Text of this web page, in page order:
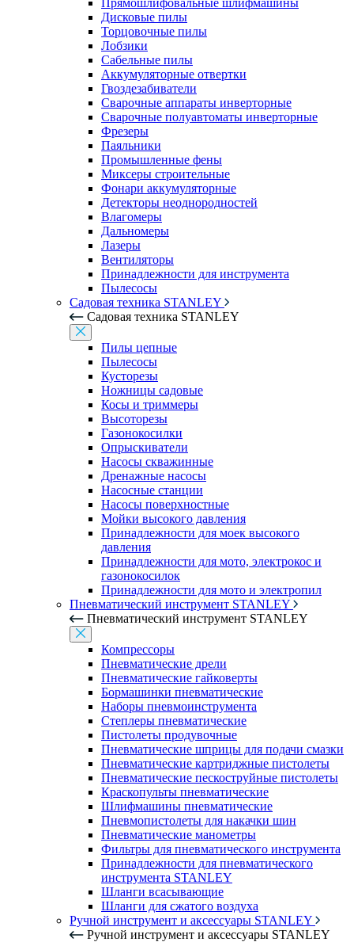
Прямошлифовальные шлифмашины
Дисковые пилы
Торцовочные пилы
Лобзики
Сабельные пилы
Аккумуляторные отвертки
Гвоздезабиватели
Сварочные аппараты инверторные
Сварочные полуавтоматы инверторные
Фрезеры
Паяльники
Промышленные фены
Миксеры строительные
Фонари аккумуляторные
Детекторы неоднородностей
Влагомеры
Дальномеры
Лазеры
Вентиляторы
Принадлежности для инструмента
Пылесосы
Садовая техника STANLEY
Садовая техника STANLEY
Пилы цепные
Пылесосы
Кусторезы
Ножницы садовые
Косы и триммеры
Высоторезы
Газонокосилки
Опрыскиватели
Насосы скважинные
Дренажные насосы
Насосные станции
Насосы поверхностные
Мойки высокого давления
Принадлежности для моек высокого
давления
Принадлежности для мото, электрокос и
газонокосилок
Принадлежности для мото и электропил
Пневматический инструмент STANLEY
Пневматический инструмент STANLEY
Компрессоры
Пневматические дрели
Пневматические гайковерты
Бормашинки пневматические
Наборы пневмоинструмента
Степлеры пневматические
Пистолеты продувочные
Пневматические шприцы для подачи смазки
Пневматические картриджные пистолеты
Пневматические пескоструйные пистолеты
Краскопульты пневматические
Шлифмашины пневматические
Пневмопистолеты для накачки шин
Пневматические манометры
Фильтры для пневматического инструмента
Принадлежности для пневматического
инструмента STANLEY
Шланги всасывающие
Шланги для сжатого воздуха
Ручной инструмент и аксессуары STANLEY
Ручной инструмент и аксессуары STANLEY